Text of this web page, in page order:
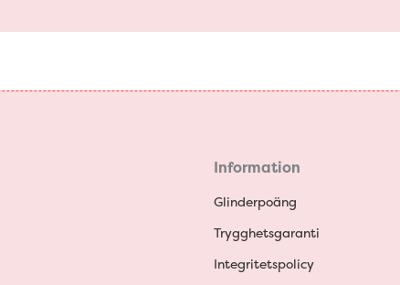
Information
Glinderpoäng
Trygghetsgaranti
Integritetspolicy